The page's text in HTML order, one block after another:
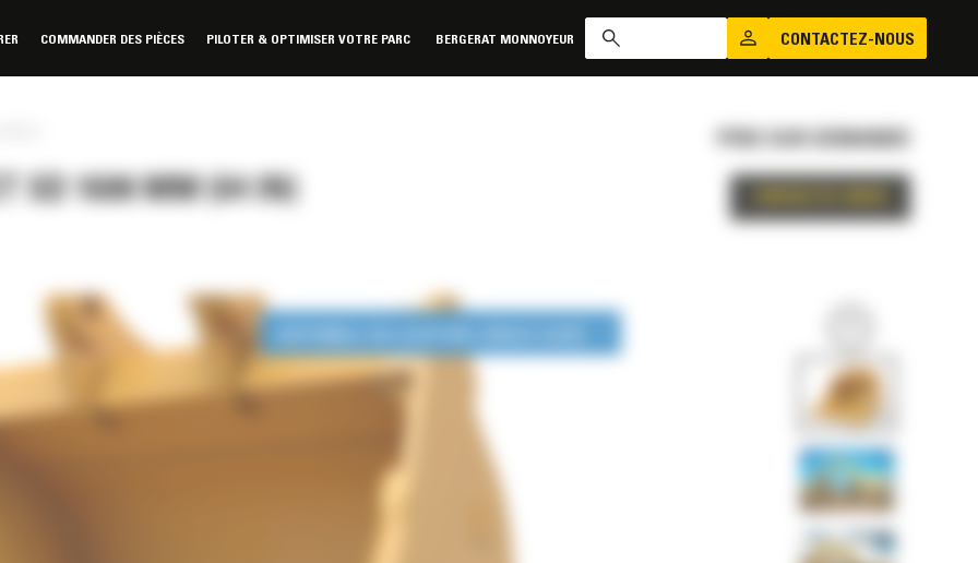
COMMANDER DES PIÈCES PILOTER & OPTIMISER VOTRE PARC BERGERAT MONNOYEUR CONTACTEZ-NOUS
SD 1600 MM (64 IN)